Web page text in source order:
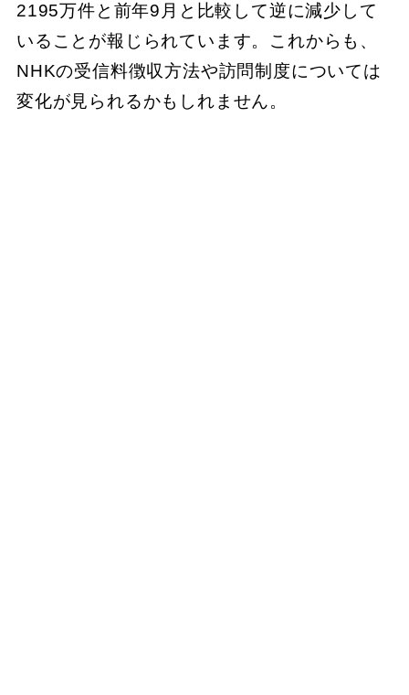
2195万件と前年9月と比較して逆に減少して
いることが報じられています。これからも、
NHKの受信料徴収方法や訪問制度については
変化が見られるかもしれません。